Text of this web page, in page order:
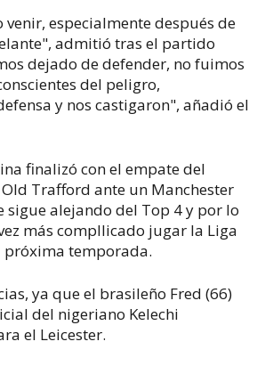
venir, especialmente después de
admitió tras el partido
dejado de defender, no fuimos
del peligro,
y nos castigaron", añadió el
finalizó con el empate del
Old Trafford ante un Manchester
sigue alejando del Top 4 y por lo
más compllicado jugar la Liga
próxima temporada.
ya que el brasileño Fred (66)
del nigeriano Kelechi
el Leicester.